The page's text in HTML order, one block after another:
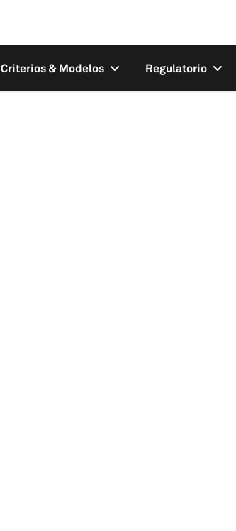
Criterios & Modelos Regulatorio